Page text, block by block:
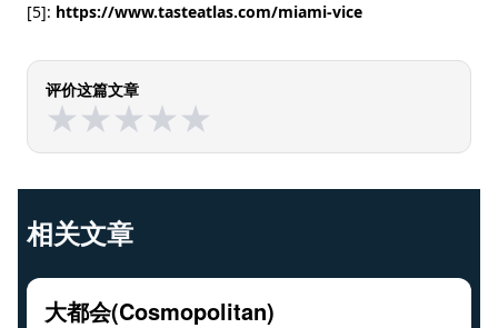
[5]: https://www.tasteatlas.com/miami-vice
评价这篇文章
★
★★
★★
★★
★★
★
相关文章
大都会(Cosmopolitan)